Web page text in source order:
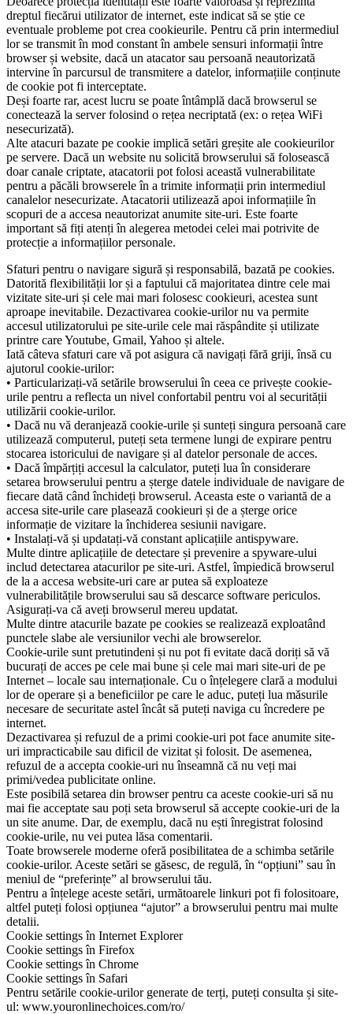
dreptul fiecărui utilizator de internet, este indicat să se știe ce
eventuale probleme pot crea cookieurile. Pentru că prin intermediul
lor se transmit în mod constant în ambele sensuri informații între
browser și website, dacă un atacator sau persoană neautorizată
intervine în parcursul de transmitere a datelor, informațiile conținute
de cookie pot fi interceptate.
Deși foarte rar, acest lucru se poate întâmplă dacă browserul se
conectează la server folosind o rețea necriptată (ex: o rețea WiFi
nesecurizată).
Alte atacuri bazate pe cookie implică setări greșite ale cookieurilor
pe servere. Dacă un website nu solicită browserului să folosească
doar canale criptate, atacatorii pot folosi această vulnerabilitate
pentru a păcăli browserele în a trimite informații prin intermediul
canalelor nesecurizate. Atacatorii utilizează apoi informațiile în
scopuri de a accesa neautorizat anumite site-uri. Este foarte
important să fiți atenți în alegerea metodei celei mai potrivite de
protecție a informațiilor personale.
Sfaturi pentru o navigare sigură și responsabilă, bazată pe cookies.
Datorită flexibilității lor și a faptului că majoritatea dintre cele mai
vizitate site-uri și cele mai mari folosesc cookieuri, acestea sunt
aproape inevitabile. Dezactivarea cookie-urilor nu va permite
accesul utilizatorului pe site-urile cele mai răspândite și utilizate
printre care Youtube, Gmail, Yahoo și altele.
Iată câteva sfaturi care vă pot asigura că navigați fără griji, însă cu
ajutorul cookie-urilor:
• Particularizați-vă setările browserului în ceea ce privește cookie-
urile pentru a reflecta un nivel confortabil pentru voi al securității
utilizării cookie-urilor.
• Dacă nu vă deranjează cookie-urile și sunteți singura persoană care
utilizează computerul, puteți seta termene lungi de expirare pentru
stocarea istoricului de navigare și al datelor personale de acces.
• Dacă împărțiți accesul la calculator, puteți lua în considerare
setarea browserului pentru a șterge datele individuale de navigare de
fiecare dată când închideți browserul. Aceasta este o variantă de a
accesa site-urile care plasează cookieuri și de a șterge orice
informație de vizitare la închiderea sesiunii navigare.
• Instalați-vă și updatați-vă constant aplicațiile antispyware.
Multe dintre aplicațiile de detectare și prevenire a spyware-ului
includ detectarea atacurilor pe site-uri. Astfel, împiedică browserul
de la a accesa website-uri care ar putea să exploateze
vulnerabilitățile browserului sau să descarce software periculos.
Asigurați-va că aveți browserul mereu updatat.
Multe dintre atacurile bazate pe cookies se realizează exploatând
punctele slabe ale versiunilor vechi ale browserelor.
Cookie-urile sunt pretutindeni și nu pot fi evitate dacă doriți să vă
bucurați de acces pe cele mai bune și cele mai mari site-uri de pe
Internet – locale sau internaționale. Cu o înțelegere clară a modului
lor de operare și a beneficiilor pe care le aduc, puteți lua măsurile
necesare de securitate astel încât să puteți naviga cu încredere pe
internet.
Dezactivarea și refuzul de a primi cookie-uri pot face anumite site-
uri impracticabile sau dificil de vizitat și folosit. De asemenea,
refuzul de a accepta cookie-uri nu înseamnă că nu veți mai
primi/vedea publicitate online.
Este posibilă setarea din browser pentru ca aceste cookie-uri să nu
mai fie acceptate sau poți seta browserul să accepte cookie-uri de la
un site anume. Dar, de exemplu, dacă nu ești înregistrat folosind
cookie-urile, nu vei putea lăsa comentarii.
Toate browserele moderne oferă posibilitatea de a schimba setările
cookie-urilor. Aceste setări se găsesc, de regulă, în “opțiuni” sau în
meniul de “preferințe” al browserului tău.
Pentru a înțelege aceste setări, următoarele linkuri pot fi folositoare,
altfel puteți folosi opțiunea “ajutor” a browserului pentru mai multe
detalii.
Cookie settings în Internet Explorer
Cookie settings în Firefox
Cookie settings în Chrome
Cookie settings în Safari
Pentru setările cookie-urilor generate de terți, puteți consulta și site-
ul: www.youronlinechoices.com/ro/